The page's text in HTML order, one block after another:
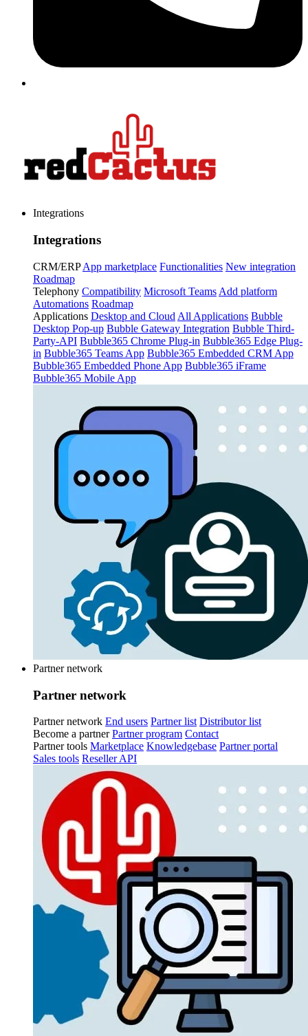
Integrations
Integrations
CRM/ERP App marketplace Functionalities New integration
Roadmap
Telephony Compatibility Microsoft Teams Add platform
Automations Roadmap
Applications Desktop and Cloud All Applications Bubble
Desktop Pop-up Bubble Gateway Integration Bubble Third-
Party-API Bubble365 Chrome Plug-in Bubble365 Edge Plug-
in Bubble365 Teams App Bubble365 Embedded CRM App
Bubble365 Embedded Phone App Bubble365 iFrame
Bubble365 Mobile App
Partner network
Partner network
Partner network End users Partner list Distributor list
Become a partner Partner program Contact
Partner tools Marketplace Knowledgebase Partner portal
Sales tools Reseller API